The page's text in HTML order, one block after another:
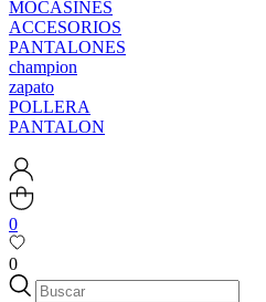
MOCASINES
ACCESORIOS
PANTALONES
champion
zapato
POLLERA
PANTALON
0
0